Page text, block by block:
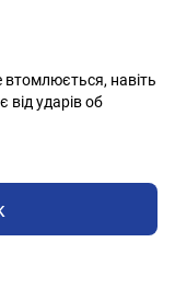
втомлюється, навіть
ударів об